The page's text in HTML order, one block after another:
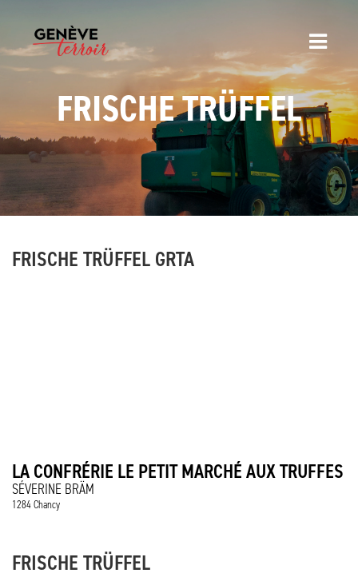
FRISCHE TRÜFFEL
FRISCHE TRÜFFEL GRTA
LA CONFRÉRIE LE PETIT MARCHÉ AUX TRUFFES
SÉVERINE BRÄM
1284 Chancy
FRISCHE TRÜFFEL